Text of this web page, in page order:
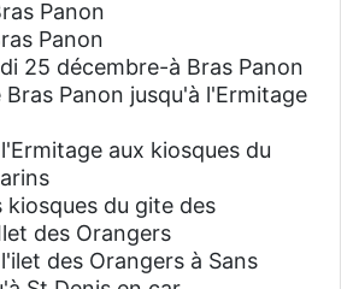
Panon
Panon
25 décembre-à Bras Panon
Panon jusqu'à l'Ermitage
aux kiosques du
kiosques du gite des
des Orangers
des Orangers à Sans